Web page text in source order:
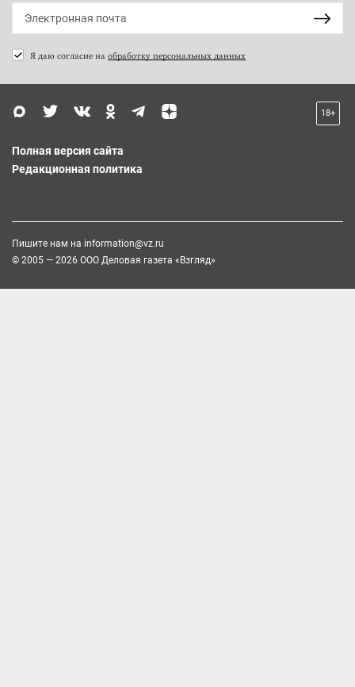
Я даю согласие на обработку персональных данных
18+
Полная версия сайта
Редакционная политика
Пишите нам на information@vz.ru
© 2005 — 2026 ООО Деловая газета «Взгляд»